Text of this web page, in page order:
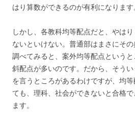
はり算数ができるのが有利になります
しかし、各教科均等配点だと、やは
ないといけない。普通部はまさにその
調べてみると、案外均等配点という
斜配点が多いのです。だから、そう
を言うところがあるわけですが、均
ても、理科、社会ができないと合格
ます。